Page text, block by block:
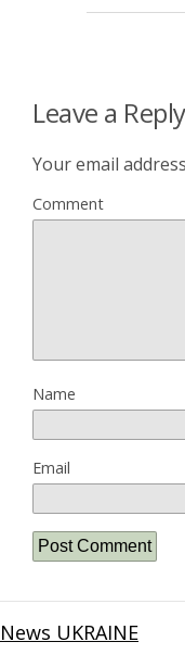
Leave a Reply
Your email
Comment
Name
Email
News UKRAINE